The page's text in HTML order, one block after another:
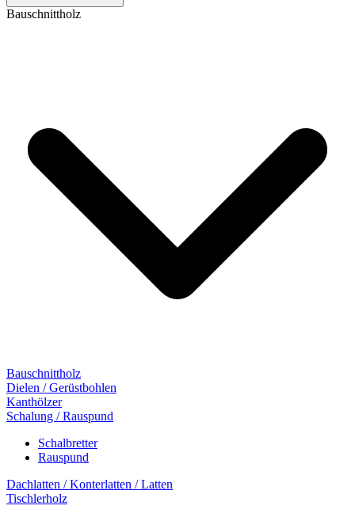
Bauschnittholz
Bauschnittholz
Dielen / Gerüstbohlen
Kanthölzer
Schalung / Rauspund
Schalbretter
Rauspund
Dachlatten / Konterlatten / Latten
Tischlerholz